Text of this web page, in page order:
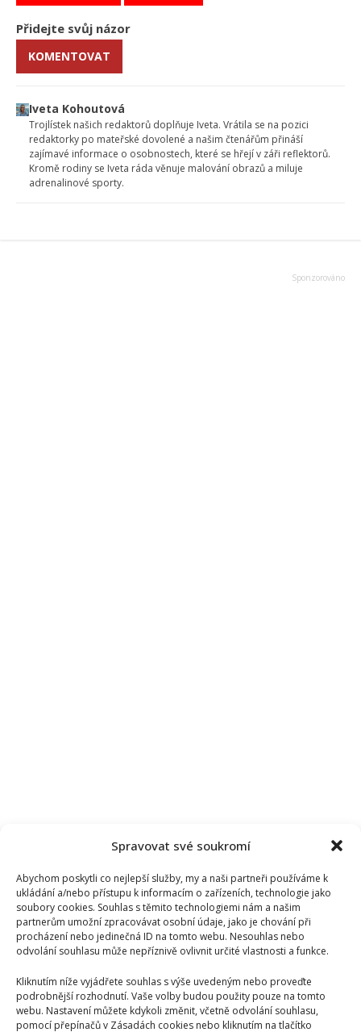
Spravovat své soukromí
Abychom poskytli co nejlepší služby, my a naši partneři používáme k
ukládání a/nebo přístupu k informacím o zařízeních, technologie jako
soubory cookies. Souhlas s těmito technologiemi nám a našim
partnerům umožní zpracovávat osobní údaje, jako je chování při
procházení nebo jedinečná ID na tomto webu. Nesouhlas nebo
odvolání souhlasu může nepříznivě ovlivnit určité vlastnosti a funkce.
Kliknutím níže vyjádřete souhlas s výše uvedeným nebo proveďte
podrobnější rozhodnutí. Vaše volby budou použity pouze na tomto
webu. Nastavení můžete kdykoli změnit, včetně odvolání souhlasu,
pomocí přepínačů v Zásadách cookies nebo kliknutím na tlačítko
Přidejte svůj názor
KOMENTOVAT
Iveta Kohoutová
Trojlístek našich redaktorů doplňuje Iveta. Vrátila se na pozici
redaktorky po mateřské dovolené a našim čtenářům přináší
zajímavé informace o osobnostech, které se hřejí v záři reflektorů.
Kromě rodiny se Iveta ráda věnuje malování obrazů a miluje
adrenalinové sporty.